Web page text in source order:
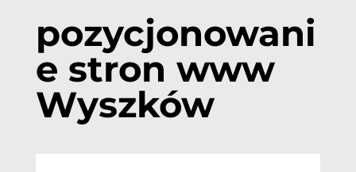
pozycjonowani
e stron www
Wyszków